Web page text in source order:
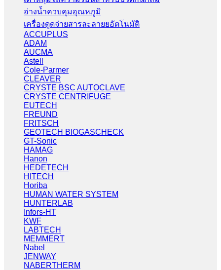
อ่างน้ำควบคุมอุณหภูมิ
เครื่องดูดจ่ายสารละลายยอัตโนมัติ
ACCUPLUS
ADAM
AUCMA
Astell
Cole-Parmer
CLEAVER
CRYSTE BSC AUTOCLAVE
CRYSTE CENTRIFUGE
EUTECH
FREUND
FRITSCH
GEOTECH BIOGASCHECK
GT-Sonic
HAMAG
Hanon
HEDETECH
HITECH
Horiba
HUMAN WATER SYSTEM
HUNTERLAB
Infors-HT
KWF
LABTECH
MEMMERT
Nabel
JENWAY
NABERTHERM